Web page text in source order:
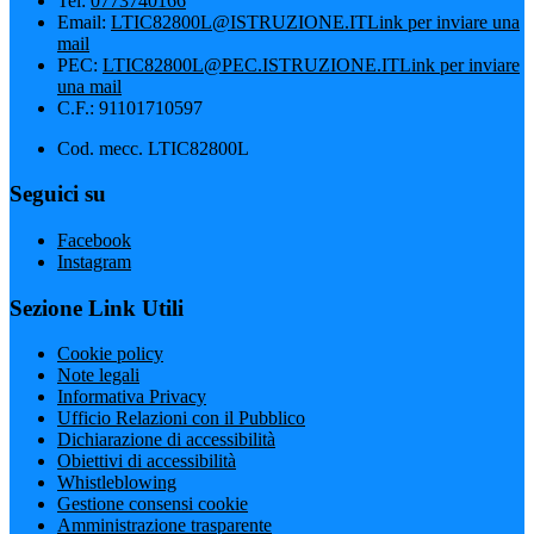
Email: LTIC82800L@ISTRUZIONE.ITLink per inviare una
mail
PEC: LTIC82800L@PEC.ISTRUZIONE.ITLink per inviare
una mail
C.F.: 91101710597
Cod. mecc. LTIC82800L
Seguici su
Facebook
Instagram
Sezione Link Utili
Cookie policy
Note legali
Informativa Privacy
Ufficio Relazioni con il Pubblico
Dichiarazione di accessibilità
Obiettivi di accessibilità
Whistleblowing
Gestione consensi cookie
Amministrazione trasparente